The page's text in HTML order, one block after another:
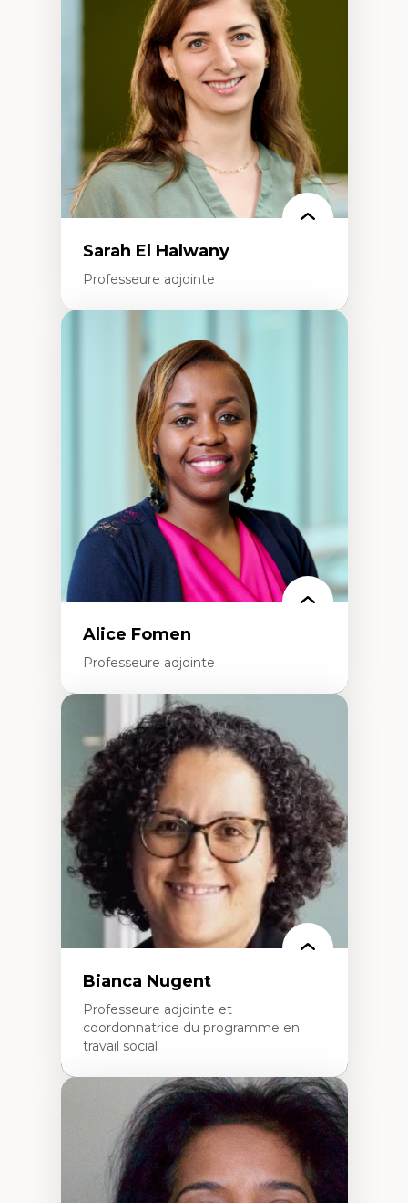
Décolonisation et autochtonisation de la
formation à l’enseignement
Littératie et didactique du français
Éducation inclusive
Formation à l’enseignement en contexte
francophone minoritaire
Identité linguistique et culturelle
Recherche-action et approches
participatives
Leadership éducatif et pratiques réflexives
Éducation durable et bien-être en
enseignement
Sarah El Halwany
Professeure adjointe
Les apports pédagogiques des théories de
l'affect, du posthumanisme, du féminisme
dans l'éducation aux sciences
L'apprentissage des sciences/STIM dans une
perspective socioécologique de care
L’insertion professionnelle des
enseignant.e.s
Alice Fomen
Professeure adjointe
Expertises
Acceptabilité, acceptation et adoption des
technologies
Technologies d'apprentissage innovantes
Insertion professionnelle du nouveau
personnel enseignant
Construction identitaire en milieu
minoritaire francophone
Technologies éducatives pour la formation
continue
Bianca Nugent
Professeure adjointe et
coordonnatrice du programme en
travail social
Expertises
Travail social, action et justice sociale
Fondements de l’intervention et des
nouvelles pratiques en travail social et en
éducation inclusive
Minorités linguistiques, offre active et